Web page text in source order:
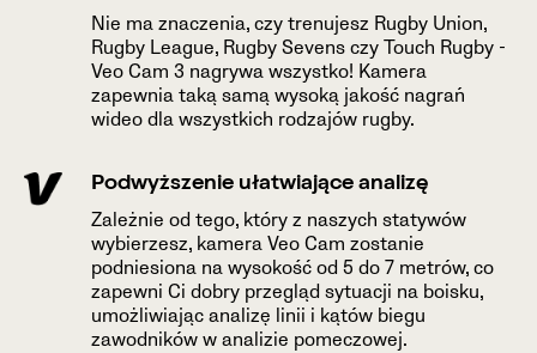
Nie ma znaczenia, czy trenujesz Rugby Union,
Rugby League, Rugby Sevens czy Touch Rugby -
Veo Cam 3 nagrywa wszystko! Kamera
zapewnia taką samą wysoką jakość nagrań
wideo dla wszystkich rodzajów rugby.
Podwyższenie ułatwiające analizę
Zależnie od tego, który z naszych statywów
wybierzesz, kamera Veo Cam zostanie
podniesiona na wysokość od 5 do 7 metrów, co
zapewni Ci dobry przegląd sytuacji na boisku,
umożliwiając analizę linii i kątów biegu
zawodników w analizie pomeczowej.